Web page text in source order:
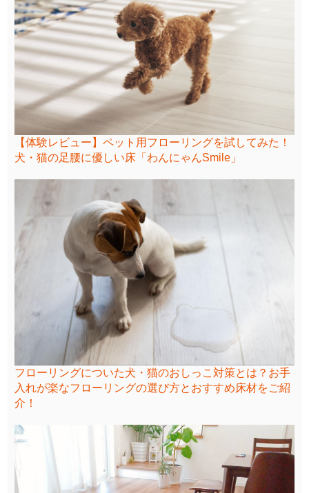
【体験レビュー】ペット用フローリングを試してみた！
犬・猫の足腰に優しい床「わんにゃんSmile」
フローリングについた犬・猫のおしっこ対策とは？お手
入れが楽なフローリングの選び方とおすすめ床材をご紹
介！